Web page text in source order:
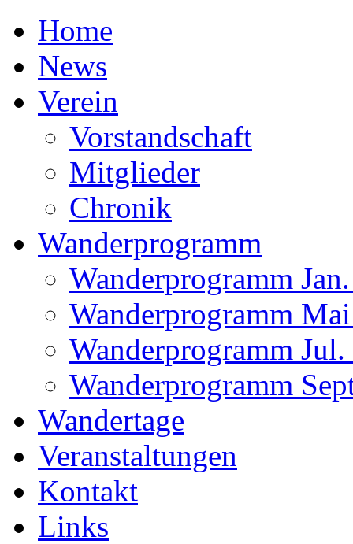
Home
News
Verein
Vorstandschaft
Mitglieder
Chronik
Wanderprogramm
Wanderprogramm
Wanderprogramm
Wanderprogramm
Wanderprogramm
Wandertage
Veranstaltungen
Kontakt
Links